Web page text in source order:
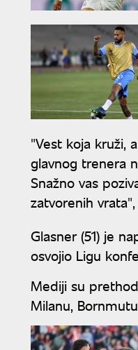
"Vest koja kruži,
glavnog trenera
Snažno vas
zatvorenih
Glasner (51) je
osvojio Ligu
Mediji su
Milanu,